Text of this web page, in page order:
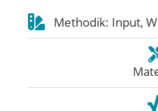
Methodik: Input,